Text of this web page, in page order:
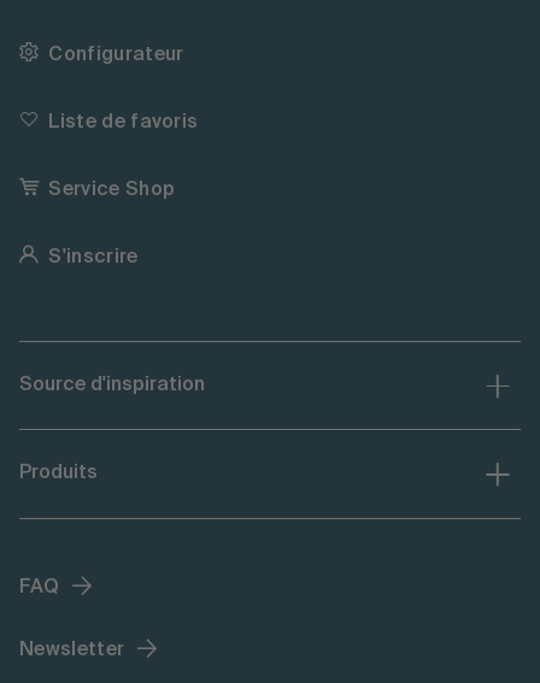
Configurateur
Liste de favoris
Service Shop
S'inscrire
Source d'inspiration
Produits
FAQ
Newsletter